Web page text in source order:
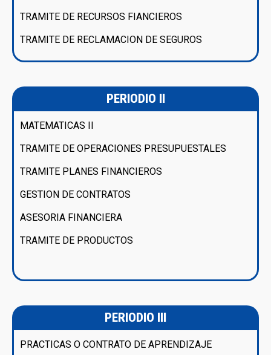
TRAMITE DE RECURSOS FIANCIEROS
TRAMITE DE RECLAMACION DE SEGUROS
PERIODIO II
MATEMATICAS II
TRAMITE DE OPERACIONES PRESUPUESTALES
TRAMITE PLANES FINANCIEROS
GESTION DE CONTRATOS
ASESORIA FINANCIERA
TRAMITE DE PRODUCTOS
PERIODIO III
PRACTICAS O CONTRATO DE APRENDIZAJE